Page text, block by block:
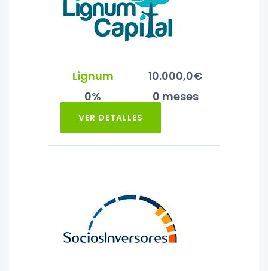
Lignum
10.000,0€
0%
0 meses
VER DETALLES